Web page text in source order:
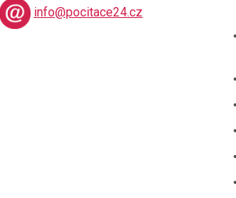
info@pocitace24.cz